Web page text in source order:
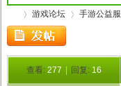
游戏论坛
›
手游公益服
查看: 277 回复: 16